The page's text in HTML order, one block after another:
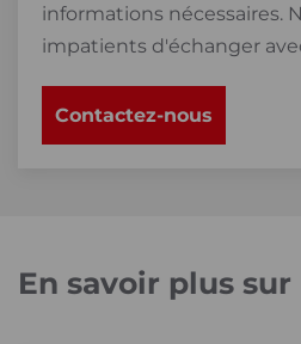
informations nécessaires.
impatients d'échanger
Contactez-nous
En savoir plus